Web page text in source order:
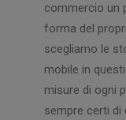
commercio un
forma del
scegliamo le
mobile in
misure di ogni
sempre certi